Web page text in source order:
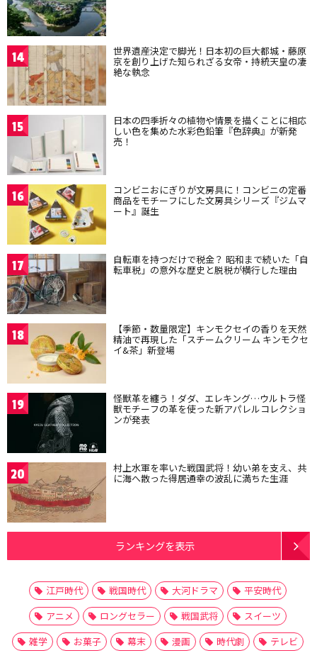
14 世界遺産決定で脚光！日本初の巨大都城・藤原
京を創り上げた知られざる女帝・持統天皇の凄
絶な執念
15 日本の四季折々の植物や情景を描くことに相応
しい色を集めた水彩色鉛筆『色辞典』が新発
売！
16 コンビニおにぎりが文房具に！コンビニの定番
商品をモチーフにした文房具シリーズ『ジムマ
ート』誕生
17 自転車を持つだけで税金？ 昭和まで続いた「自
転車税」の意外な歴史と脱税が横行した理由
18 【季節・数量限定】キンモクセイの香りを天然
精油で再現した「スチームクリーム キンモクセ
イ&茶」新登場
19 怪獣革を纏う！ダダ、エレキング…ウルトラ怪
獣モチーフの革を使った新アパレルコレクショ
ンが発表
20 村上水軍を率いた戦国武将！幼い弟を支え、共
に海へ散った得居通幸の波乱に満ちた生涯
ランキングを表示
江戸時代 戦国時代 大河ドラマ
平安時代
アニメ
ロングセラー 戦国武将
スイーツ
雑学
お菓子 幕末 漫画 時代劇
テレビ